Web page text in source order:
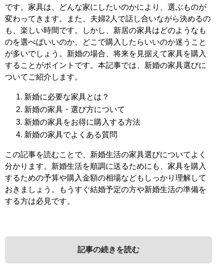
です。家具は、どんな家にしたいのかにより、選ぶものが
変わってきます。また、夫婦2人で話し合いながら決めるの
も、楽しい時間です。しかし、新居の家具はどのようなも
のを選べばいいのか、どこで購入したらいいのか迷うこと
が多いでしょう。新婚の場合、将来を見据えて家具を購入
することがポイントです。本記事では、新婚の家具選びに
ついてご紹介します。
新婚に必要な家具とは？
新婚の家具・選び方について
新婚の家具をお得に購入する方法
新婚の家具でよくある質問
この記事を読むことで、新婚生活の家具選びについてよく
分かります。新婚生活を順調に送るためにも、家具を購入
するための予算や購入金額の相場などもしっかり理解して
おきましょう。もうすぐ結婚予定の方や新婚生活の準備を
する方は必見です。
記事の続きを読む